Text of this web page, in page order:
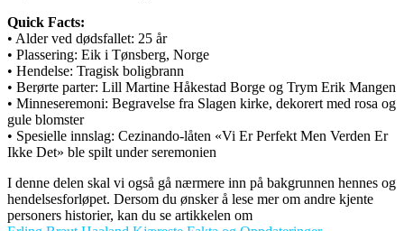
Quick Facts:
• Alder ved dødsfallet: 25 år
• Plassering: Eik i Tønsberg, Norge
• Hendelse: Tragisk boligbrann
• Berørte parter: Lill Martine Håkestad Borge og Trym Erik Mangen
• Minneseremoni: Begravelse fra Slagen kirke, dekorert med rosa og
gule blomster
• Spesielle innslag: Cezinando-låten «Vi Er Perfekt Men Verden Er
Ikke Det» ble spilt under seremonien
I denne delen skal vi også gå nærmere inn på bakgrunnen hennes og
hendelsesforløpet. Dersom du ønsker å lese mer om andre kjente
personers historier, kan du se artikkelen om